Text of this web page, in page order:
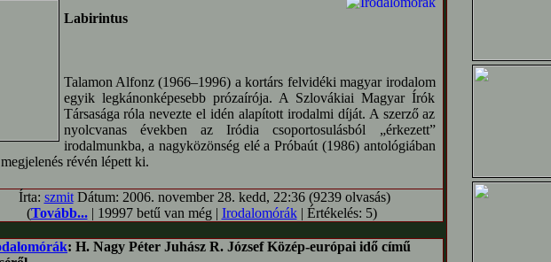
Labirintus
Talamon Alfonz (1966–1996) a kortárs felvidéki magyar irodalom
egyik legkánonképesebb prózaírója. A Szlovákiai Magyar Írók
Társasága róla nevezte el idén alapított irodalmi díját. A szerző az
nyolcvanas években az Iródia csoportosulásból „érkezett”
irodalmunkba, a nagyközönség elé a Próbaút (1986) antológiában
révén lépett ki.
Írta: szmitDátum: 2006. november 28. kedd, 22:36 (9239 olvasás)
(Tovább...| 19997 betű van még | Irodalomórák| Értékelés: 5)
: H. Nagy Péter Juhász R. József Közép-európai idő című